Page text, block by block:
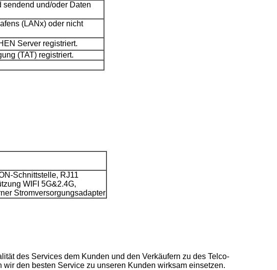
sendend und/oder Daten
(LANx) oder nicht
Server registriert.
(TAT) registriert.
Schnittstelle, RJ11
WIFI 5G&2.4G,
Stromversorgungsadapter
des Services dem Kunden und den Verkäufern zu des Telco-
den besten Service zu unseren Kunden wirksam einsetzen.